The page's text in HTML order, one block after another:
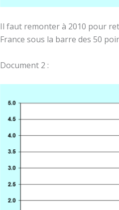
Il faut remonter à 2010 pour
France sous la barre des 50
Document 2 :